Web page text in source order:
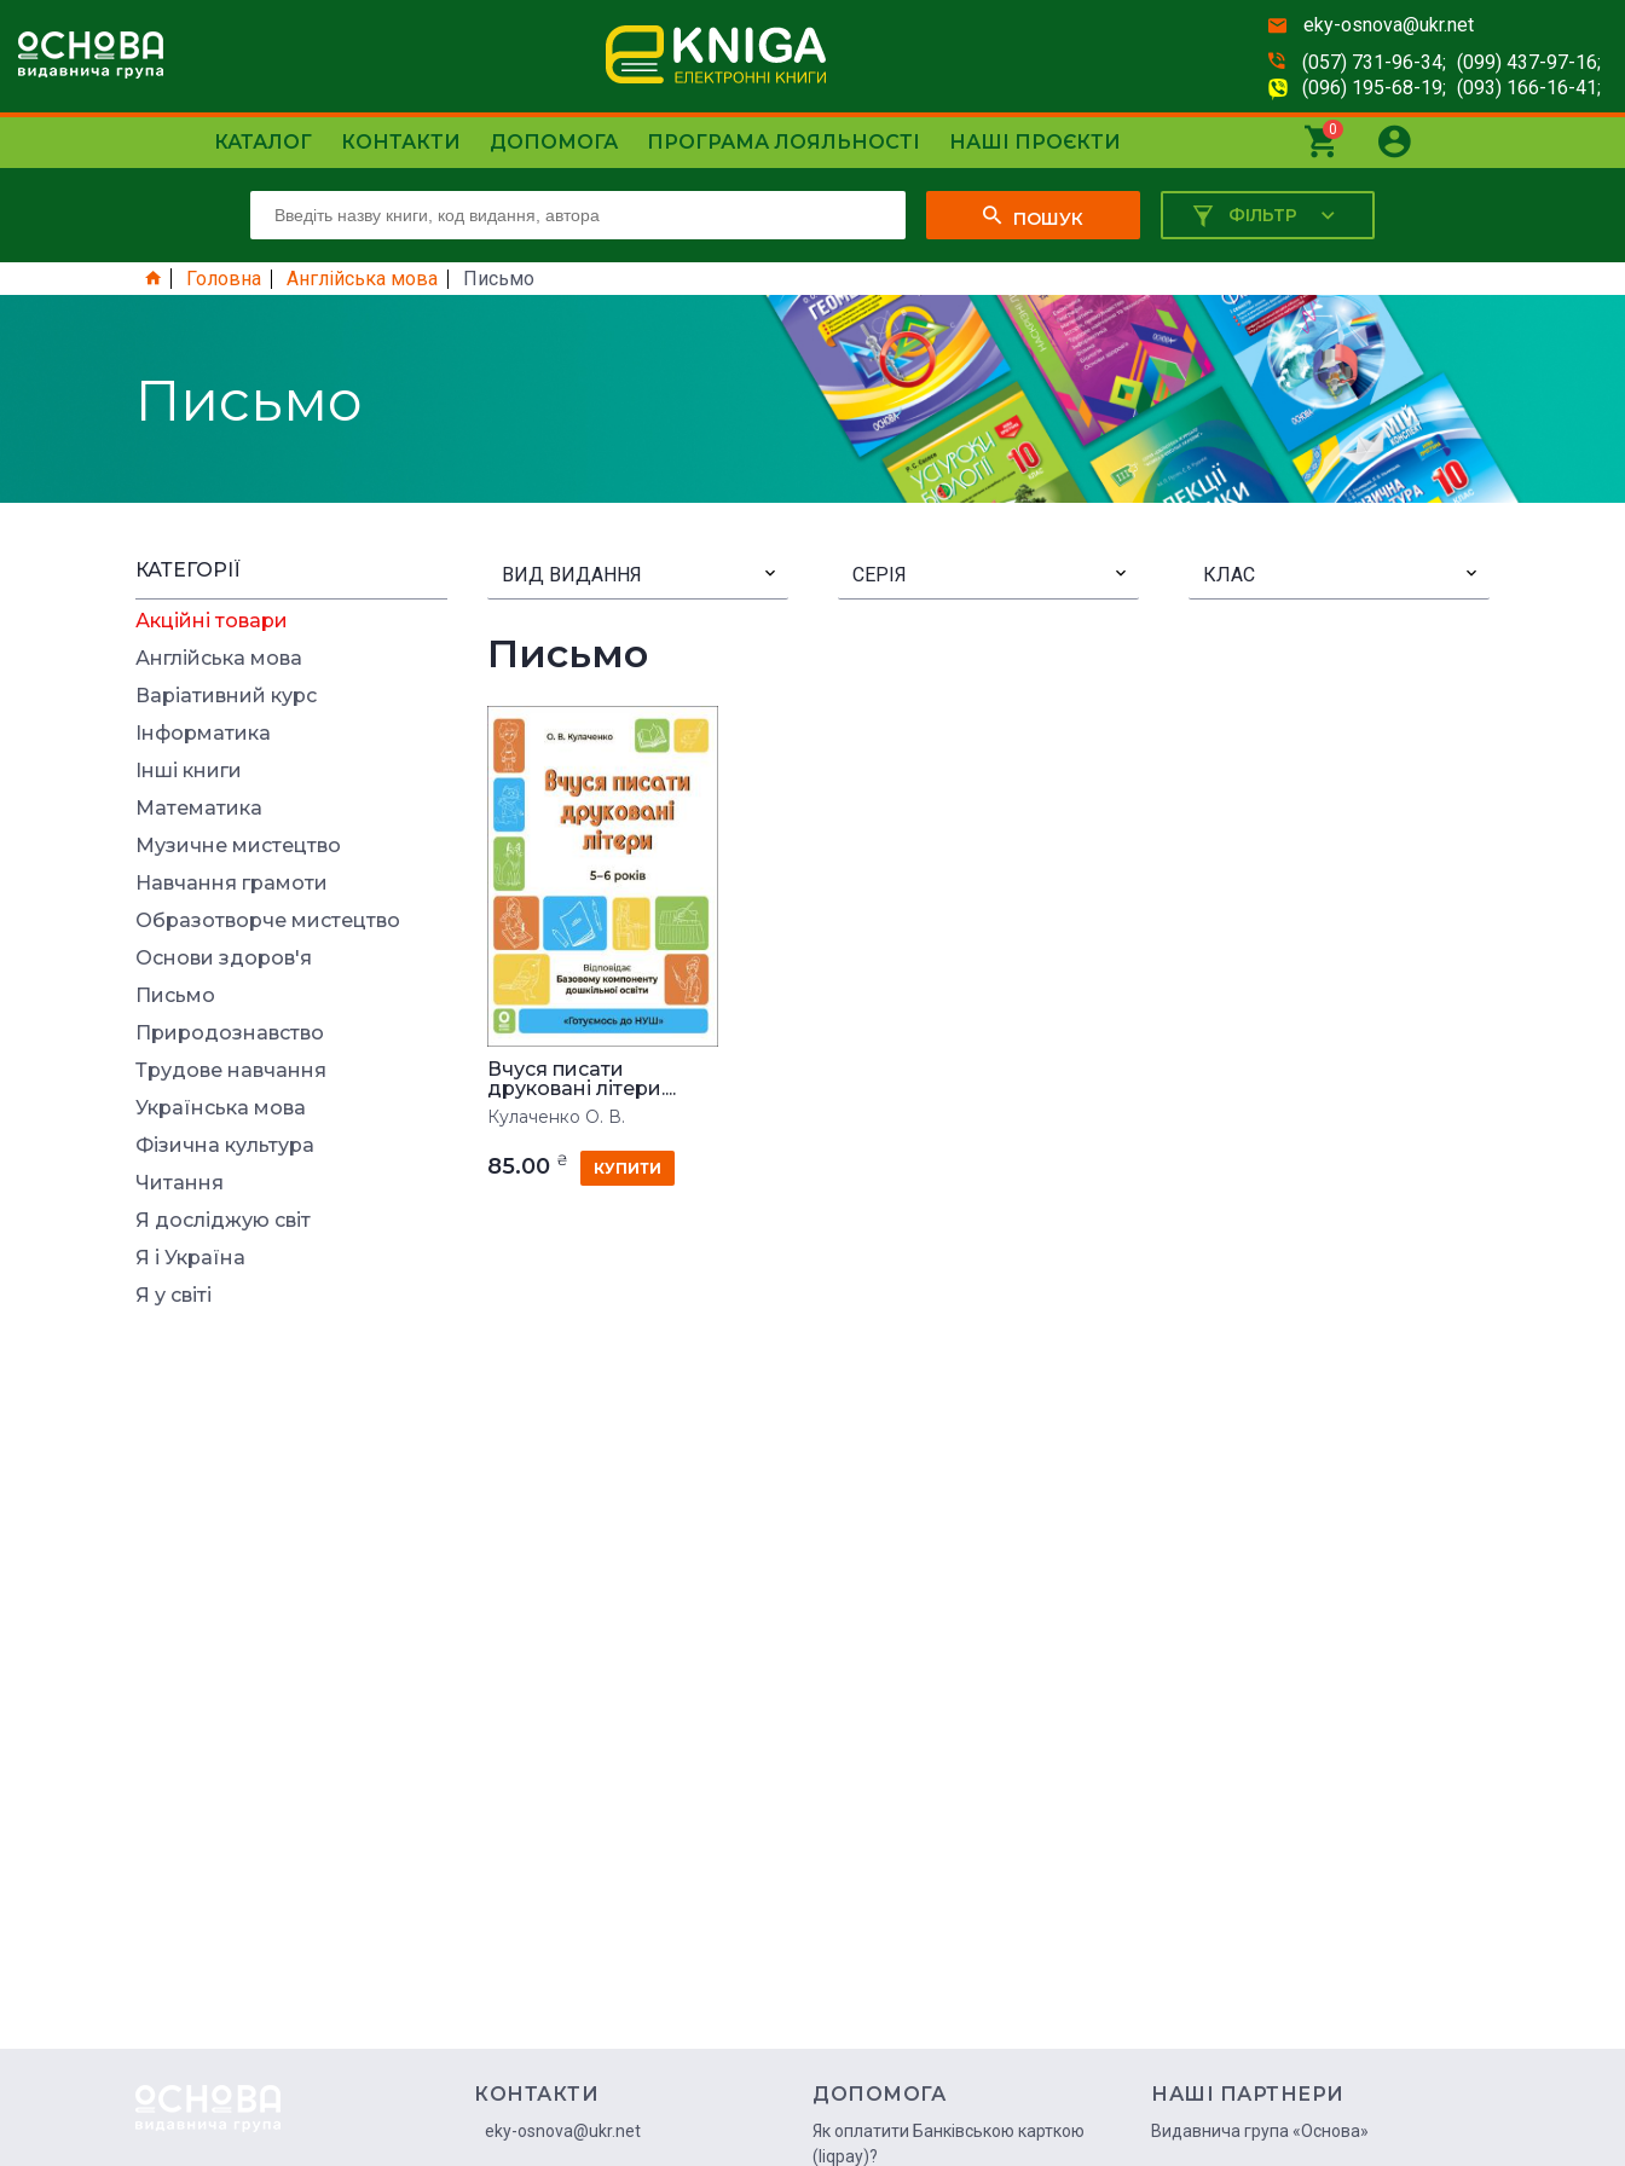
eky-osnova@ukr.net
(057) 731-96-34; (099) 437-97-16;
(096) 195-68-19; (093) 166-16-41;
КАТАЛОГ КОНТАКТИ ДОПОМОГА ПРОГРАМА ЛОЯЛЬНОСТІ НАШІ ПРОЄКТИ
0
ПОШУК ФІЛЬТР
Головна Англійська мова Письмо
Письмо
КАТЕГОРІЇ
Акційні товари
Англійська мова
Варіативний курс
Інформатика
Інші книги
Математика
Музичне мистецтво
Навчання грамоти
Образотворче мистецтво
Основи здоров'я
Письмо
Природознавство
Трудове навчання
Українська мова
Фізична культура
Читання
Я досліджую світ
Я і Україна
Я у світі
ВИД ВИДАННЯ ▾ СЕРІЯ ▾ КЛАС ▾
Письмо
Вчуся писати
друковані літери....
Кулаченко О. В.
85.00 ₴ КУПИТИ
КОНТАКТИ
eky-osnova@ukr.net
ДОПОМОГА
Як оплатити Банківською карткою
(liqpay)?
НАШІ ПАРТНЕРИ
Видавнича група «Основа»